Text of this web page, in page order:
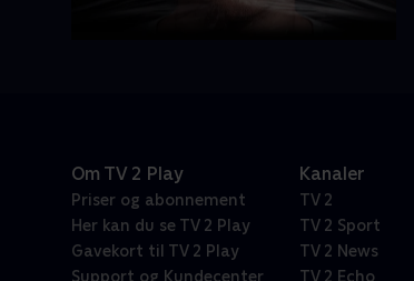
Om TV 2 Play
Priser og abonnement
Her kan du se TV 2 Play
Gavekort til TV 2 Play
Support og Kundecenter
Kanaler
TV 2
TV 2 Sport
TV 2 News
TV 2 Echo